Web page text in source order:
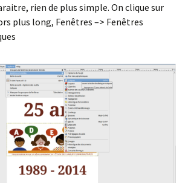
rien de plus simple. On clique sur
plus long, Fenêtres –> Fenêtres